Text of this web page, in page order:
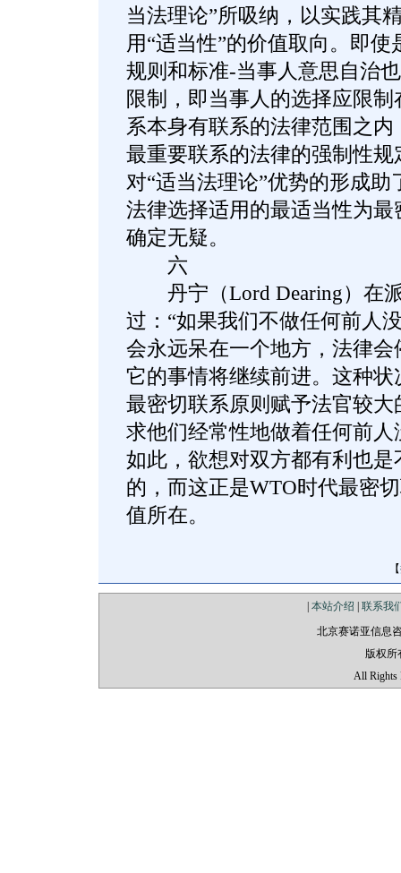
当法理论”所吸纳，以实践其
用“适当性”的价值取向。即使
规则和标准-当事人意思自治
限制，即当事人的选择应限
系本身有联系的法律范围之
最重要联系的法律的强制性
对“适当法理论”优势的形成
法律选择适用的最适当性为
确定无疑。
六
丹宁（Lord Dearing）在
过：“如果我们不做任何前人
会永远呆在一个地方，法律
它的事情将继续前进。这种
最密切联系原则赋予法官较
求他们经常性地做着任何前
如此，欲想对双方都有利也
的，而这正是WTO时代最密
值所在。
【
本站介绍
联系我
北京赛诺亚信息
版权所
All Rights